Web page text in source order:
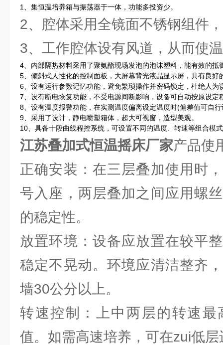
1、集恒温培养箱与振荡器于一体，功能多投资少。
2、腔体采用全镜面不锈钢组件
3、工作腔体设有风道，从而使
4、内部隔热材料采用了聚氨酯现场发泡的泡沫塑料，能有效的
5、倾斜式人性化的控制面板，大屏幕背光液晶显示屏，具有良好
6、设有运行参数记忆功能，避免繁琐操作并密码锁定，杜绝人为
7、设有断电恢复功能，不受电源间断影响，设备可自动按原设定
8、设有温度报警功能，在实测温度偏离设定温度时(偏差值可自
9、采用了设计，静电喷塑箱体，超大可视窗，造型美观。
10、具备十段曲线程控系统，可设置不同的温度、转速等组合模
江苏叠加式恒温摇床厂家产品使
正确安装：在三层叠加使用时
号入座，两层叠加之间应用螺
的稳定性。
放置环境：设备应放置在较平
稳定不晃动。环境应清洁整齐
墙30公分以上。
转速控制：上中两层的转速最
值。如需高速培养，可在zui低层